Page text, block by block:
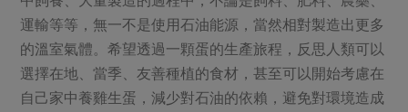
運輸等等，無一不是使用石油能源，當然相對製造出更多
的溫室氣體。希望透過一顆蛋的生產旅程，反思人類可以
選擇在地、當季、友善種植的食材，甚至可以開始考慮在
自己家中養雞生蛋，減少對石油的依賴，避免對環境造成